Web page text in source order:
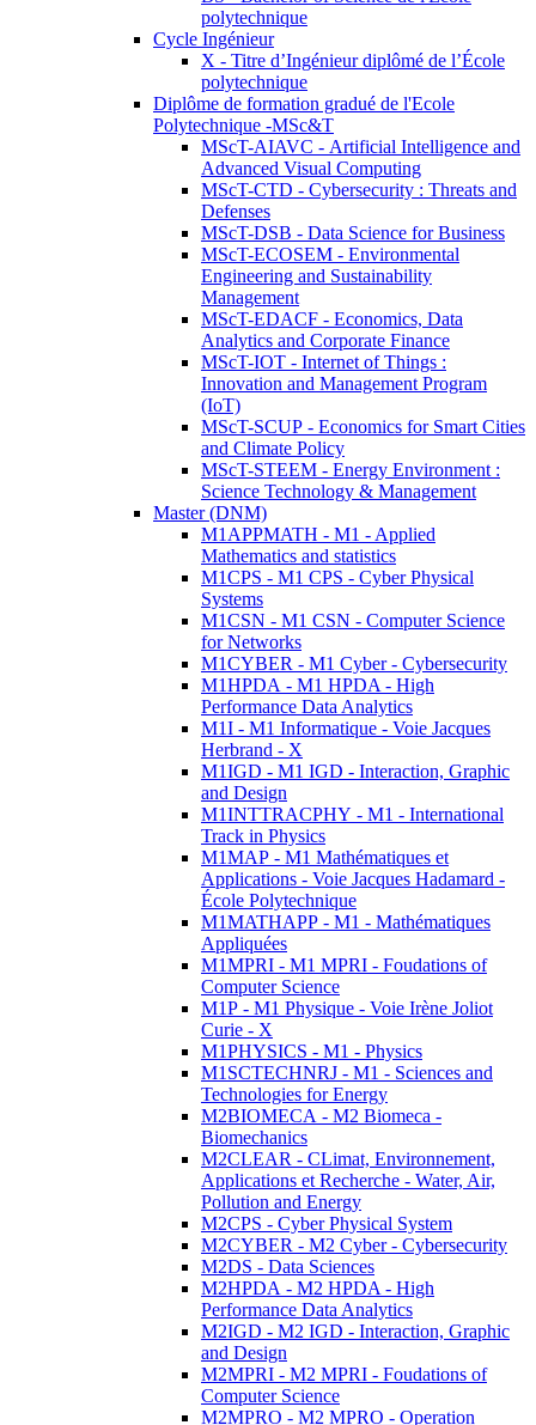
polytechnique
Cycle Ingénieur
X - Titre d’Ingénieur diplômé de l’École
polytechnique
Diplôme de formation gradué de l'Ecole
Polytechnique -MSc&T
MScT-AIAVC - Artificial Intelligence and
Advanced Visual Computing
MScT-CTD - Cybersecurity : Threats and
Defenses
MScT-DSB - Data Science for Business
MScT-ECOSEM - Environmental
Engineering and Sustainability
Management
MScT-EDACF - Economics, Data
Analytics and Corporate Finance
MScT-IOT - Internet of Things :
Innovation and Management Program
(IoT)
MScT-SCUP - Economics for Smart Cities
and Climate Policy
MScT-STEEM - Energy Environment :
Science Technology & Management
Master (DNM)
M1APPMATH - M1 - Applied
Mathematics and statistics
M1CPS - M1 CPS - Cyber Physical
Systems
M1CSN - M1 CSN - Computer Science
for Networks
M1CYBER - M1 Cyber - Cybersecurity
M1HPDA - M1 HPDA - High
Performance Data Analytics
M1I - M1 Informatique - Voie Jacques
Herbrand - X
M1IGD - M1 IGD - Interaction, Graphic
and Design
M1INTTRACPHY - M1 - International
Track in Physics
M1MAP - M1 Mathématiques et
Applications - Voie Jacques Hadamard -
École Polytechnique
M1MATHAPP - M1 - Mathématiques
Appliquées
M1MPRI - M1 MPRI - Foudations of
Computer Science
M1P - M1 Physique - Voie Irène Joliot
Curie - X
M1PHYSICS - M1 - Physics
M1SCTECHNRJ - M1 - Sciences and
Technologies for Energy
M2BIOMECA - M2 Biomeca -
Biomechanics
M2CLEAR - CLimat, Environnement,
Applications et Recherche - Water, Air,
Pollution and Energy
M2CPS - Cyber Physical System
M2CYBER - M2 Cyber - Cybersecurity
M2DS - Data Sciences
M2HPDA - M2 HPDA - High
Performance Data Analytics
M2IGD - M2 IGD - Interaction, Graphic
and Design
M2MPRI - M2 MPRI - Foudations of
Computer Science
M2MPRO - M2 MPRO - Operation